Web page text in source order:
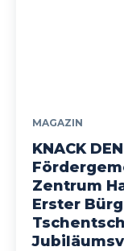
MAGAZIN
KNACK
Zentrum
Erster